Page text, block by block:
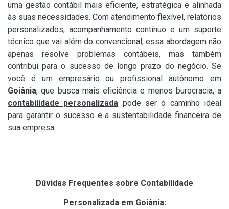
uma gestão contábil mais eficiente, estratégica e alinhada
às suas necessidades. Com atendimento flexível, relatórios
personalizados, acompanhamento contínuo e um suporte
técnico que vai além do convencional, essa abordagem não
apenas resolve problemas contábeis, mas também
contribui para o sucesso de longo prazo do negócio. Se
você é um empresário ou profissional autônomo em
Goiânia, que busca mais eficiência e menos burocracia, a
contabilidade personalizada pode ser o caminho ideal
para garantir o sucesso e a sustentabilidade financeira de
sua empresa.
Dúvidas Frequentes sobre Contabilidade
Personalizada em Goiânia: